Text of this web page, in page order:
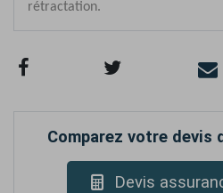
Comparez votre devis
Devis